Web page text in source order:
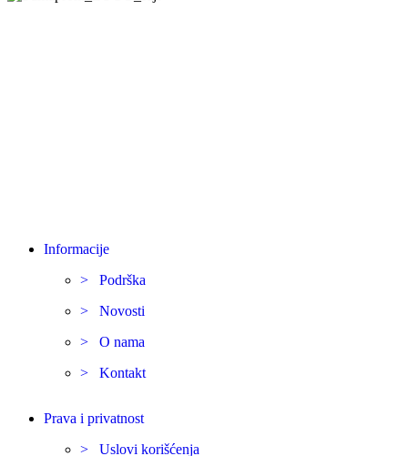
Informacije
> Podrška
> Novosti
> O nama
> Kontakt
Prava i privatnost
> Uslovi korišćenja